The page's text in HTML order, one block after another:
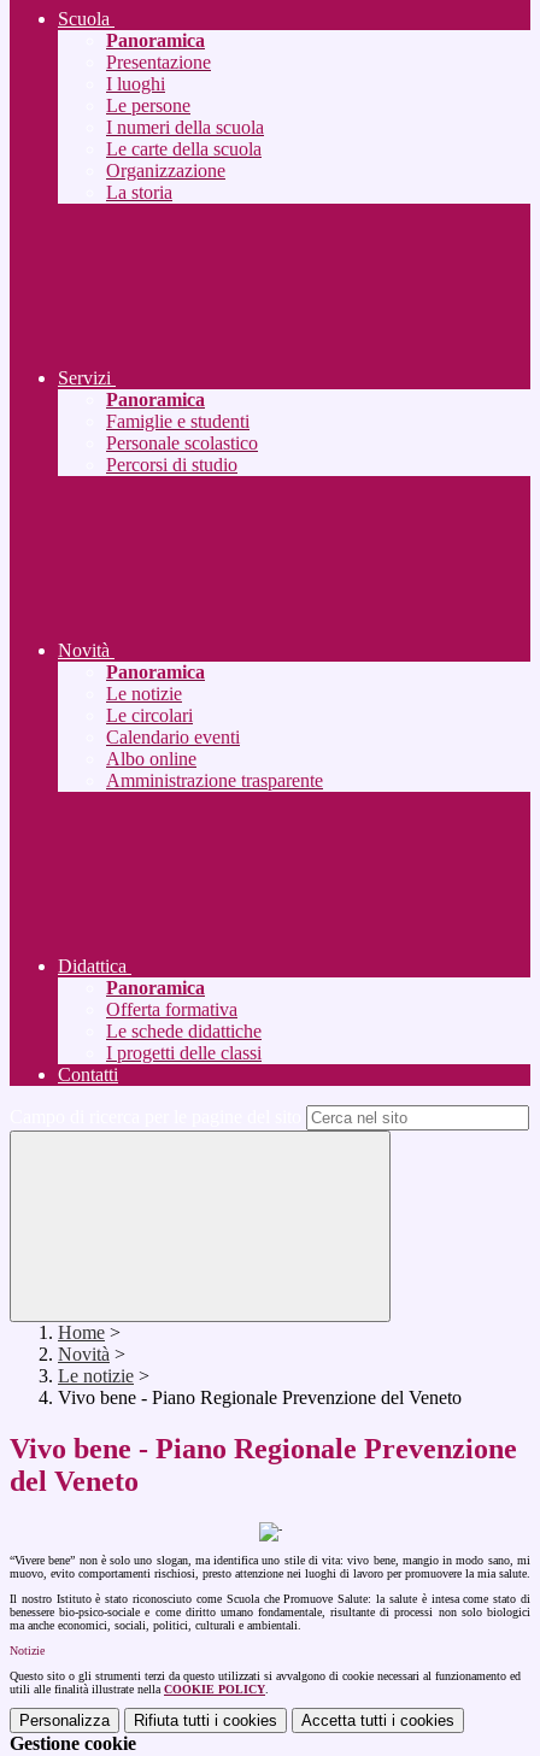
Scuola
Panoramica
Presentazione
I luoghi
Le persone
I numeri della scuola
Le carte della scuola
Organizzazione
La storia
Servizi
Panoramica
Famiglie e studenti
Personale scolastico
Percorsi di studio
Novità
Panoramica
Le notizie
Le circolari
Calendario eventi
Albo online
Amministrazione trasparente
Didattica
Panoramica
Offerta formativa
Le schede didattiche
I progetti delle classi
Contatti
Home >
Novità >
Le notizie >
Vivo bene - Piano Regionale Prevenzione del Veneto
Vivo bene - Piano Regionale Prevenzione
del Veneto
“Vivere bene” non è solo uno slogan, ma identifica uno stile di vita: vivo bene, mangio in modo sano, mi
muovo, evito comportamenti rischiosi, presto attenzione nei luoghi di lavoro per promuovere la mia salute.
Il nostro Istituto è stato riconosciuto come Scuola che Promuove Salute: la salute è intesa come stato di
benessere bio-psico-sociale e come diritto umano fondamentale, risultante di processi non solo biologici
ma anche economici, sociali, politici, culturali e ambientali.
Notizie
Questo sito o gli strumenti terzi da questo utilizzati si avvalgono di cookie necessari al funzionamento ed
utili alle finalità illustrate nella COOKIE POLICY
Personalizza Rifiuta tutti i cookies Accetta tutti i cookies
Gestione cookie